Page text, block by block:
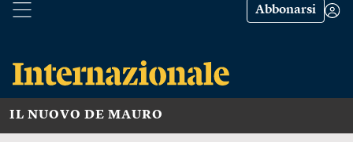
Abbonarsi
IL NUOVO DE MAURO